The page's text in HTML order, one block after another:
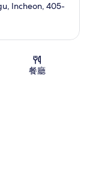
Incheon, 405-
餐廳